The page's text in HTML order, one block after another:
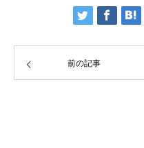
前の記事